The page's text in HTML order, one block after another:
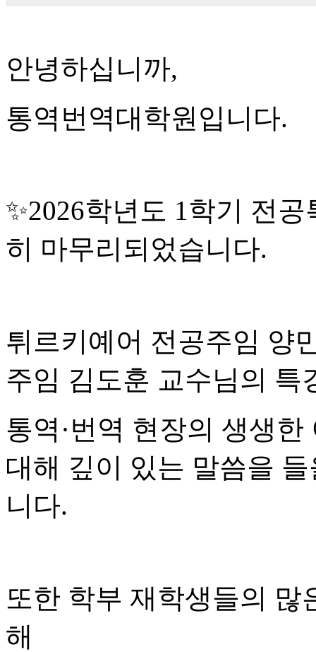
안녕하십니까,
통역번역대학원입니다.
✨2026학년도 1학기 전
히 마무리되었습니다.
튀르키예어 전공주임 양
주임 김도훈 교수님의 특
통역·번역 현장의 생생
대해 깊이 있는 말씀을
니다.
또한 학부 재학생들의 많
해